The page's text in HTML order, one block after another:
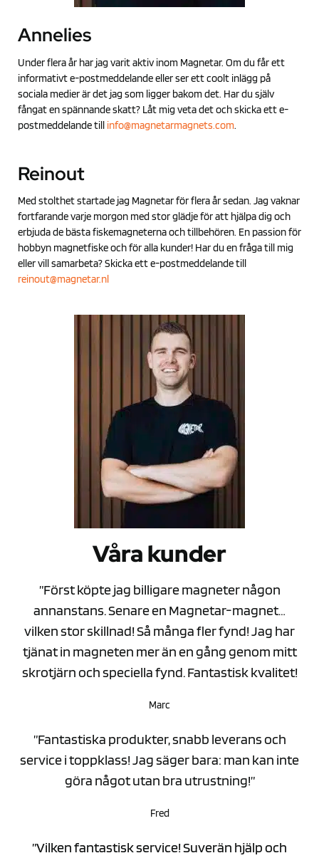
Annelies
Under flera år har jag varit aktiv inom Magnetar. Om du får ett
informativt e-postmeddelande eller ser ett coolt inlägg på
sociala medier är det jag som ligger bakom det. Har du själv
fångat en spännande skatt? Låt mig veta det och skicka ett e-
postmeddelande till info@magnetarmagnets.com.
Reinout
Med stolthet startade jag Magnetar för flera år sedan. Jag vaknar
fortfarande varje morgon med stor glädje för att hjälpa dig och
erbjuda de bästa fiskemagneterna och tillbehören. En passion för
hobbyn magnetfiske och för alla kunder! Har du en fråga till mig
eller vill samarbeta? Skicka ett e-postmeddelande till
reinout@magnetar.nl
Våra kunder
”Först köpte jag billigare magneter någon
annanstans. Senare en Magnetar-magnet…
vilken stor skillnad! Så många fler fynd! Jag har
tjänat in magneten mer än en gång genom mitt
skrotjärn och speciella fynd. Fantastisk kvalitet!
Marc
”Fantastiska produkter, snabb leverans och
service i toppklass! Jag säger bara: man kan inte
göra något utan bra utrustning!”
Fred
”Vilken fantastisk service! Suverän hjälp och